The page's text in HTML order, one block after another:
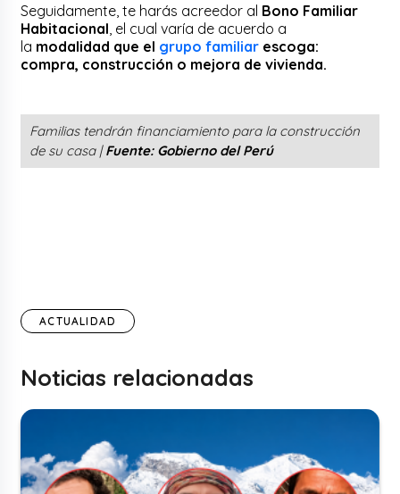
Seguidamente, te harás acreedor al Bono Familiar
Habitacional , el cual varía de acuerdo a
la modalidad que el grupo familiar escoga:
compra, construcción o mejora de vivienda.
Familias tendrán financiamiento para la construcción
de su casa |Fuente: Gobierno del Perú
ACTUALIDAD
Noticias relacionadas